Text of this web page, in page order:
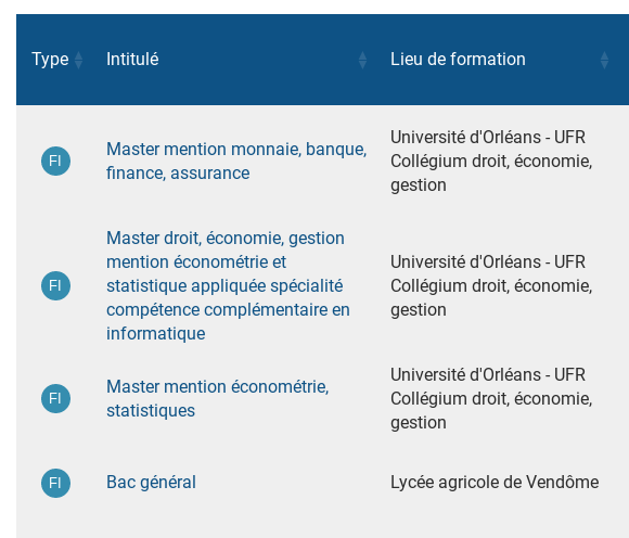
Type Intitulé Lieu de formation
Master mention monnaie, banque,
finance, assurance
Université d'Orléans - UFR
Collégium droit, économie,
gestion
Master droit, économie, gestion
mention économétrie et
statistique appliquée spécialité
compétence complémentaire en
informatique
Université d'Orléans - UFR
Collégium droit, économie,
gestion
Master mention économétrie,
statistiques
Université d'Orléans - UFR
Collégium droit, économie,
gestion
Bac général Lycée agricole de Vendôme